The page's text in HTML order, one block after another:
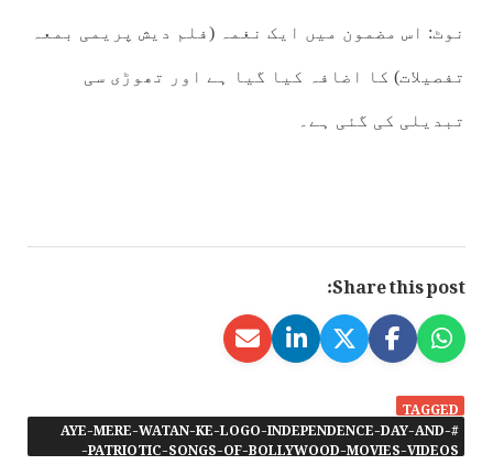
نوٹ: اس مضمون میں ایک نغمہ (فلم دیش پریمی بمعہ
تفصیلات) کا اضافہ کیا گیا ہے اور تھوڑی سی
تبدیلی کی گئی ہے۔
Share this post:
TAGGED
#AYE-MERE-WATAN-KE-LOGO-INDEPENDENCE-DAY-AND-
PATRIOTIC-SONGS-OF-BOLLYWOOD-MOVIES-VIDEOS-